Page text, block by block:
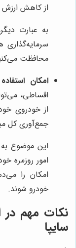
از کاهش
به عبارت
سرمایه‌گذاری
محافظت
امکان
اقساطی،
از خودروی
جمع‌آوری کل
این موضوع به
امور روزمره
امکان را
خودرو شوند.
نکات مهم
سایپا